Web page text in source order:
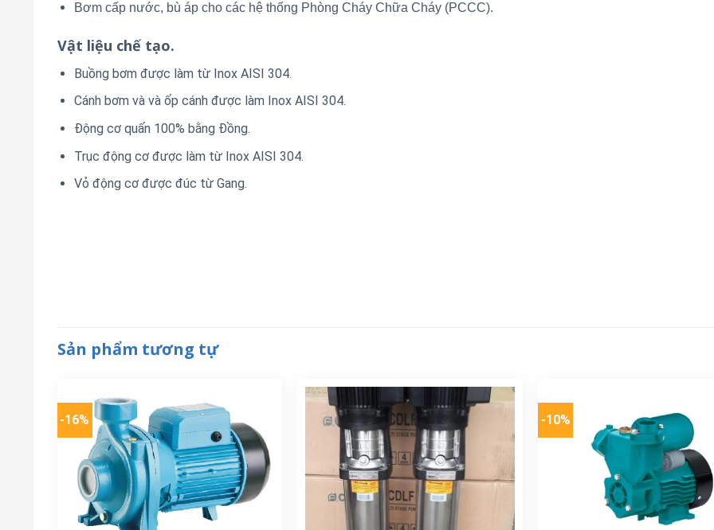
Bơm cấp nước, bù áp cho các hệ thống Phòng Cháy Chữa Cháy (PCCC).
Vật liệu chế tạo.
Buồng bơm được làm từ Inox AISI 304.
Cánh bơm và và ốp cánh được làm Inox AISI 304.
Động cơ quấn 100% bằng Đồng.
Trục động cơ được làm từ Inox AISI 304.
Vỏ động cơ được đúc từ Gang.
Sản phẩm tương tự
-16% -10%